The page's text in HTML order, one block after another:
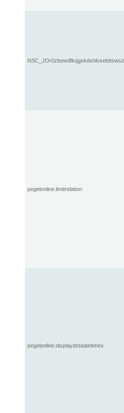
pegelonline.limitrelation
pegelonline.displaydstdatetimes